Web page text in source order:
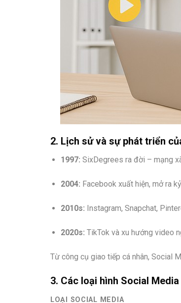
2. Lịch sử và sự phát triển
1997: SixDegrees ra đời – mạng
2004: Facebook xuất hiện, mở ra
2010s: Instagram, Snapchat,
2020s: TikTok và xu hướng video
Từ công cụ giao tiếp cá nhân, Social
3. Các loại hình Social Media
LOẠI SOCIAL MEDIA